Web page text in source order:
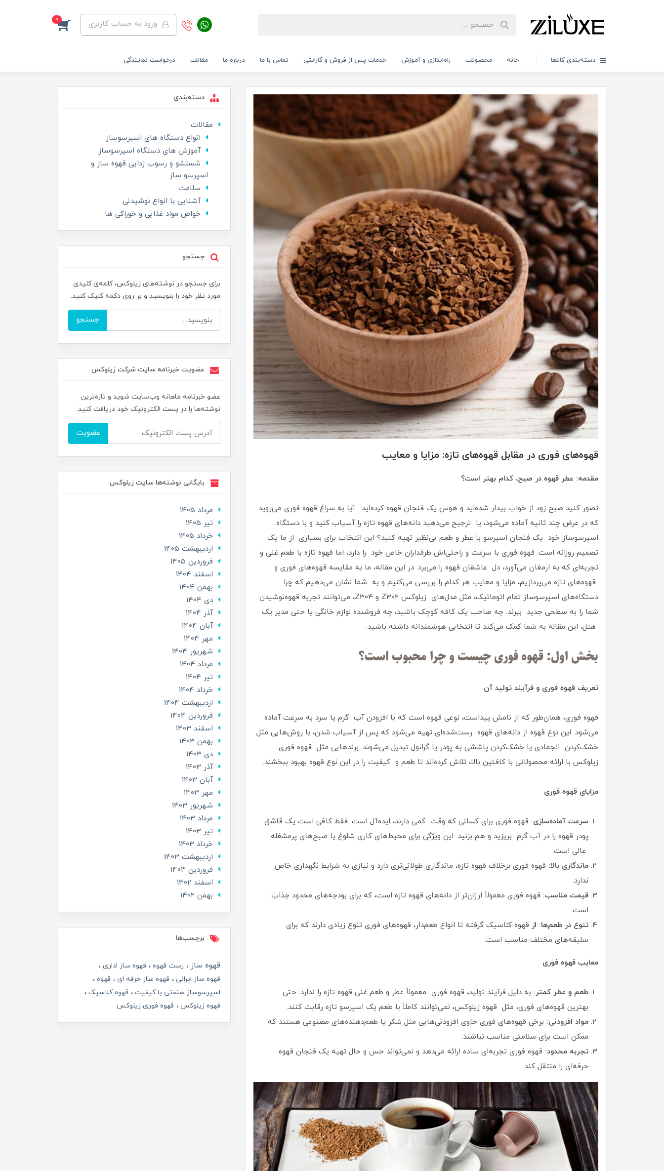
ورود به حساب کاربری 0
دسته‌بندی کالاها خانه محصولات راه‌اندازی و آموزش خدمات پس از فروش و گارانتی تماس با ما درباره ما مقالات درخواست نمایندگی
قهوه‌های فوری در مقابل قهوه‌های تازه: مزایا و معایب
مقدمه: عطر قهوه در صبح، کدام بهتر است؟
تصور کنید صبح زود از خواب بیدار شده‌اید و هوس یک فنجان قهوه کرده‌اید. آیا به سراغ قهوه فوری می‌روید
که در عرض چند ثانیه آماده می‌شود، یا ترجیح می‌دهید دانه‌های قهوه تازه را آسیاب کنید و با دستگاه
اسپرسوساز خود یک فنجان اسپرسو با عطر و طعم بی‌نظیر تهیه کنید؟ این انتخاب برای بسیاری از ما یک
تصمیم روزانه است. قهوه فوری با سرعت و راحتی‌اش طرفداران خاص خود را دارد، اما قهوه تازه با طعم غنی و
تجربه‌ای که به ارمغان می‌آورد، دل عاشقان قهوه را می‌برد. در این مقاله، ما به مقایسه قهوه‌های فوری و
قهوه‌های تازه می‌پردازیم، مزایا و معایب هر کدام را بررسی می‌کنیم و به شما نشان می‌دهیم که چرا
دستگاه‌های اسپرسوساز تمام اتوماتیک، مثل مدل‌های زیلوکس Z302 و Z304، می‌توانند تجربه قهوه‌نوشیدن
شما را به سطحی جدید ببرند. چه صاحب یک کافه کوچک باشید، چه فروشنده لوازم خانگی یا حتی مدیر یک
هتل، این مقاله به شما کمک می‌کند تا انتخابی هوشمندانه داشته باشید.
بخش اول: قهوه فوری چیست و چرا محبوب است؟
تعریف قهوه فوری و فرآیند تولید آن
قهوه فوری، همان‌طور که از نامش پیداست، نوعی قهوه است که با افزودن آب گرم یا سرد به سرعت آماده
می‌شود. این نوع قهوه از دانه‌های قهوه رست‌شده‌ای تهیه می‌شود که پس از آسیاب شدن، با روش‌هایی مثل
خشک‌کردن انجمادی یا خشک‌کردن پاششی به پودر یا گرانول تبدیل می‌شوند. برندهایی مثل قهوه فوری
زیلوکس با ارائه محصولاتی با کافئین بالا، تلاش کرده‌اند تا طعم و کیفیت را در این نوع قهوه بهبود ببخشند.
مزایای قهوه فوری
سرعت آماده‌سازی: قهوه فوری برای کسانی که وقت کمی دارند، ایده‌آل است. فقط کافی است یک قاشق
پودر قهوه را در آب گرم بریزید و هم بزنید. این ویژگی برای محیط‌های کاری شلوغ یا صبح‌های پرمشغله
عالی است.
ماندگاری بالا: قهوه فوری برخلاف قهوه تازه، ماندگاری طولانی‌تری دارد و نیازی به شرایط نگهداری خاص
ندارد.
قیمت مناسب: قهوه فوری معمولاً ارزان‌تر از دانه‌های قهوه تازه است، که برای بودجه‌های محدود جذاب
است.
تنوع در طعم‌ها: از قهوه کلاسیک گرفته تا انواع طعم‌دار، قهوه‌های فوری تنوع زیادی دارند که برای
سلیقه‌های مختلف مناسب است.
معایب قهوه فوری
طعم و عطر کمتر: به دلیل فرآیند تولید، قهوه فوری معمولاً عطر و طعم غنی قهوه تازه را ندارد. حتی
بهترین قهوه‌های فوری، مثل قهوه زیلوکس، نمی‌توانند کاملاً با طعم یک اسپرسو تازه رقابت کنند.
مواد افزودنی: برخی قهوه‌های فوری حاوی افزودنی‌هایی مثل شکر یا طعم‌دهنده‌های مصنوعی هستند که
ممکن است برای سلامتی مناسب نباشند.
تجربه محدود: قهوه فوری تجربه‌ای ساده ارائه می‌دهد و نمی‌تواند حس و حال تهیه یک فنجان قهوه
حرفه‌ای را منتقل کند.
دسته‌بندی
مقالات
انواع دستگاه های اسپرسوساز
آموزش های دستگاه اسپرسوساز
شستشو و رسوب زدایی قهوه ساز و
اسپرسو ساز
سلامت
آشنایی با انواع نوشیدنی
خواص مواد غذایی و خوراکی ها
جستجو
برای جستجو در نوشته‌های زیلوکس، کلمه‌ی کلیدی
مورد نظر خود را بنویسید و بر روی دکمه کلیک کنید.
جستجو
عضویت خبرنامه سایت شرکت زیلوکس
عضو خبرنامه ماهانه وب‌سایت شوید و تازه‌ترین
نوشته‌ها را در پست الکترونیک خود دریافت کنید.
عضویت
بایگانی نوشته‌ها سایت زیلوکس
مرداد 1405
تير 1405
خرداد 1405
ارديبهشت 1405
فروردین 1405
اسفند 1404
بهمن 1404
دی 1404
آذر 1404
آبان 1404
مهر 1404
شهریور 1404
مرداد 1404
تير 1404
خرداد 1404
ارديبهشت 1404
فروردین 1404
اسفند 1403
بهمن 1403
دی 1403
آذر 1403
آبان 1403
مهر 1403
شهریور 1403
مرداد 1403
تير 1403
خرداد 1403
ارديبهشت 1403
فروردین 1403
اسفند 1402
بهمن 1402
برچسب‌ها
قهوه ساز رست قهوه
قهوه ساز اداری
قهوه ساز ایرانی
قهوه ساز حرفه ای
قهوه
اسپرسوساز صنعتی با کیفیت
قهوه کلاسیک
قهوه زیلوکس
قهوه فوری زیلوکس